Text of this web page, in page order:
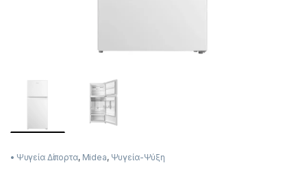
• Ψυγεία Δίπορτα, Midea, Ψυγεία-Ψύξη